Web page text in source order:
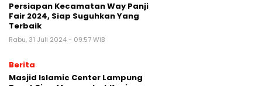
Persiapan Kecamatan Way Panji
Fair 2024, Siap Suguhkan Yang
Terbaik
Rabu, 31 Juli 2024 - 09:57 WIB
Berita
Masjid Islamic Center Lampung